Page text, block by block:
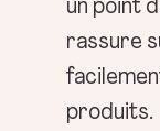
un point
rassure
produits.